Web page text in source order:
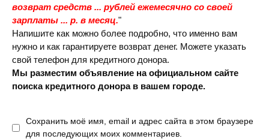
возврат средств ... рублей ежемесячно со своей
зарплаты ... р. в месяц."
Напишите как можно более подробно, что именно вам
нужно и как гарантируете возврат денег. Можете указать
свой телефон для кредитного донора.
Мы разместим объявление на официальном сайте
поиска кредитного донора в вашем городе.
Сохранить моё имя, email и адрес сайта в этом браузере
для последующих моих комментариев.